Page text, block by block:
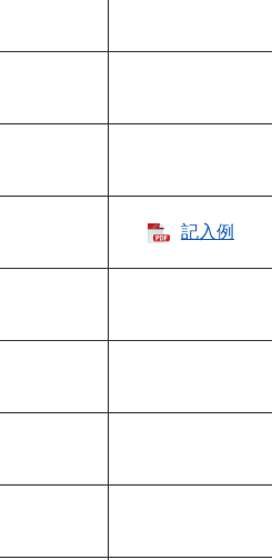
記入例​